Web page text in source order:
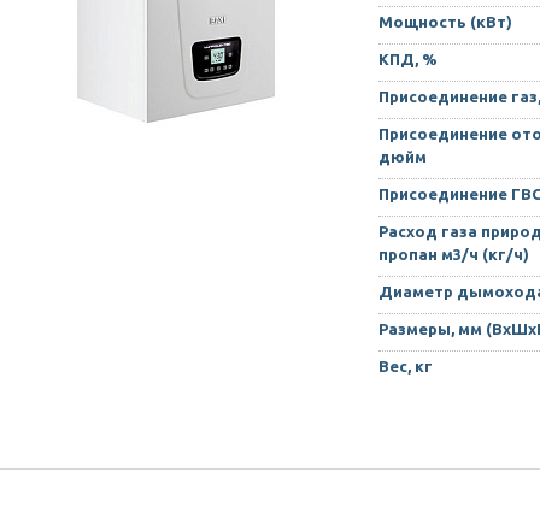
Мощность (кВт)
КПД, %
Присоединение
Присоединение
дюйм
Присоединение
Расход газа
пропан м3/ч (кг/ч)
Диаметр
Размеры, мм
Вес, кг